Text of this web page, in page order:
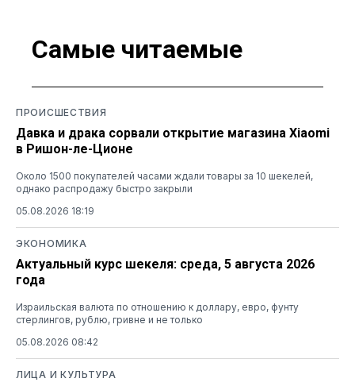
Самые читаемые
ПРОИСШЕСТВИЯ
Давка и драка сорвали открытие магазина Xiaomi
в Ришон-ле-Ционе
Около 1500 покупателей часами ждали товары за 10 шекелей,
однако распродажу быстро закрыли
05.08.2026 18:19
ЭКОНОМИКА
Актуальный курс шекеля: среда, 5 августа 2026
года
Израильская валюта по отношению к доллару, евро, фунту
стерлингов, рублю, гривне и не только
05.08.2026 08:42
ЛИЦА И КУЛЬТУРА